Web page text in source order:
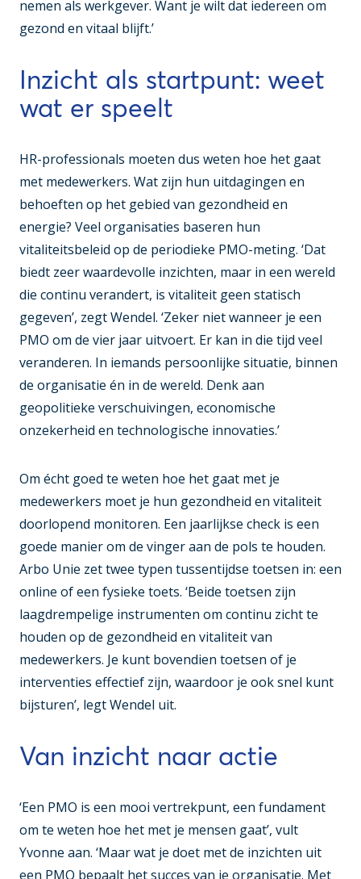
nemen als werkgever. Want je wilt dat iedereen om
gezond en vitaal blijft.’
Inzicht als startpunt: weet
wat er speelt
HR-professionals moeten dus weten hoe het gaat
met medewerkers. Wat zijn hun uitdagingen en
behoeften op het gebied van gezondheid en
energie? Veel organisaties baseren hun
vitaliteitsbeleid op de periodieke PMO-meting. ‘Dat
biedt zeer waardevolle inzichten, maar in een wereld
die continu verandert, is vitaliteit geen statisch
gegeven’, zegt Wendel. ‘Zeker niet wanneer je een
PMO om de vier jaar uitvoert. Er kan in die tijd veel
veranderen. In iemands persoonlijke situatie, binnen
de organisatie én in de wereld. Denk aan
geopolitieke verschuivingen, economische
onzekerheid en technologische innovaties.’
Om écht goed te weten hoe het gaat met je
medewerkers moet je hun gezondheid en vitaliteit
doorlopend monitoren. Een jaarlijkse check is een
goede manier om de vinger aan de pols te houden.
Arbo Unie zet twee typen tussentijdse toetsen in: een
online of een fysieke toets. ‘Beide toetsen zijn
laagdrempelige instrumenten om continu zicht te
houden op de gezondheid en vitaliteit van
medewerkers. Je kunt bovendien toetsen of je
interventies effectief zijn, waardoor je ook snel kunt
bijsturen’, legt Wendel uit.
Van inzicht naar actie
‘Een PMO is een mooi vertrekpunt, een fundament
om te weten hoe het met je mensen gaat’, vult
Yvonne aan. ‘Maar wat je doet met de inzichten uit
een PMO bepaalt het succes van je organisatie. Met